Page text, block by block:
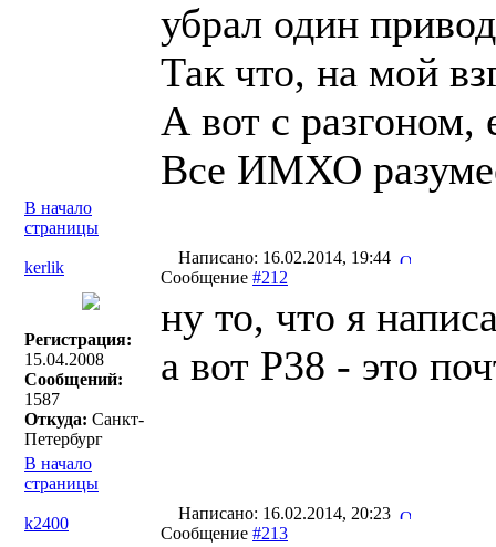
убрал один
Так что, на мой
А вот с разгоном,
Все ИМХО
В начало
страницы
kerlik
Написано: 16.02.2014, 19:44
Сообщение #212
Регистрация:
15.04.2008
Сообщений:
1587
Откуда: Санкт-
Петербург
ну то, что я
а вот Р38 - это
В начало
страницы
k2400
Написано: 16.02.2014, 20:23
Сообщение #213